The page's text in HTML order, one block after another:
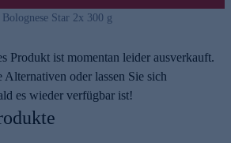
Bolognese Star 2x 300 g
Produkt ist momentan leider ausverkauft.
Alternativen oder lassen Sie sich
es wieder verfügbar ist!